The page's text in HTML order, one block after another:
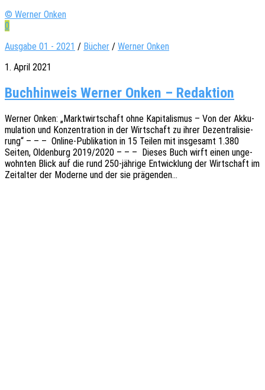
© Werner Onken
0
Ausgabe 01 - 2021 / Bücher / Werner Onken
1. April 2021
Buchhinweis Werner Onken – Redaktion
Werner Onken: „Markt­wirt­schaft ohne Kapi­ta­lis­mus – Von der Akku­
mu­la­ti­on und Konzen­tra­ti­on in der Wirt­schaft zu ihrer Dezen­tra­li­sie­
rung“ – – – Online-Publi­­ka­­ti­on in 15 Teilen mit insge­samt 1.380
Seiten, Olden­burg 2019/2020 – – – Dieses Buch wirft einen unge­
wohn­ten Blick auf die rund 250-jährige Entwick­lung der Wirt­schaft im
Zeit­al­ter der Moder­ne und der sie prägenden…